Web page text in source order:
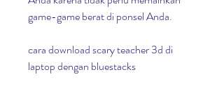
game-game berat di ponsel Anda.
cara download scary teacher 3d di
laptop dengan bluestacks